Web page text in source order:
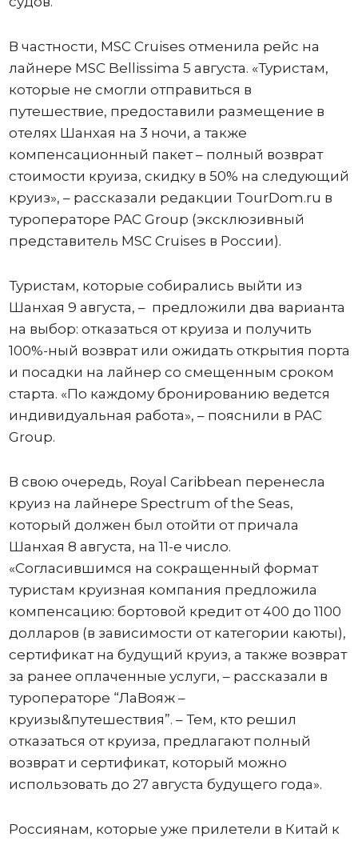
В частности, MSC Cruises отменила рейс на
лайнере MSC Bellissima 5 августа. «Туристам,
которые не смогли отправиться в
путешествие, предоставили размещение в
отелях Шанхая на 3 ночи, а также
компенсационный пакет – полный возврат
стоимости круиза, скидку в 50% на следующий
круиз», – рассказали редакции TourDom.ru в
туроператоре PAC Group (эксклюзивный
представитель MSC Cruises в России).
Туристам, которые собирались выйти из
Шанхая 9 августа, – предложили два варианта
на выбор: отказаться от круиза и получить
100%-ный возврат или ожидать открытия порта
и посадки на лайнер со смещенным сроком
старта. «По каждому бронированию ведется
индивидуальная работа», – пояснили в PAC
Group.
В свою очередь, Royal Caribbean перенесла
круиз на лайнере Spectrum of the Seas,
который должен был отойти от причала
Шанхая 8 августа, на 11-е число.
«Согласившимся на сокращенный формат
туристам круизная компания предложила
компенсацию: бортовой кредит от 400 до 1100
долларов (в зависимости от категории каюты),
сертификат на будущий круиз, а также возврат
за ранее оплаченные услуги, – рассказали в
туроператоре “ЛаВояж –
круизы&путешествия”. – Тем, кто решил
отказаться от круиза, предлагают полный
возврат и сертификат, который можно
использовать до 27 августа будущего года».
Россиянам, которые уже прилетели в Китай к